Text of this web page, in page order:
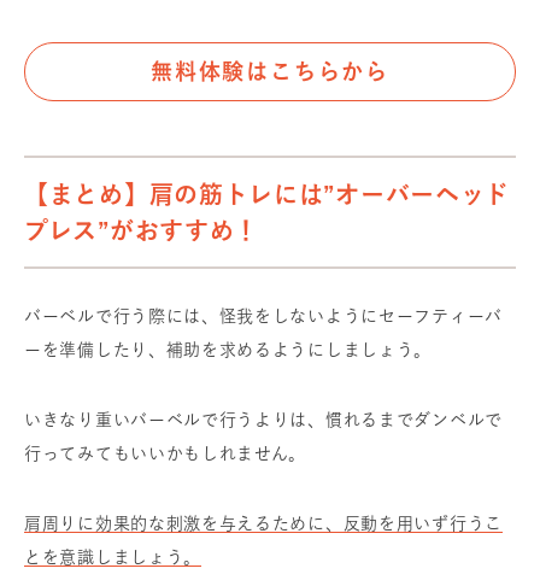
無料体験はこちらから
【まとめ】肩の筋トレには”オーバーヘッド
プレス”がおすすめ！
バーベルで行う際には、怪我をしないようにセーフティーバ
ーを準備したり、補助を求めるようにしましょう。
いきなり重いバーベルで行うよりは、慣れるまでダンベルで
行ってみてもいいかもしれません。
肩周りに効果的な刺激を与えるために、反動を用いず行うこ
とを意識しましょう。